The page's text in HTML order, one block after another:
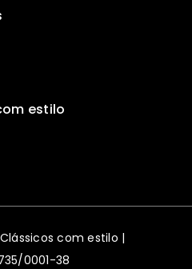
estilo
com estilo |
0001-38